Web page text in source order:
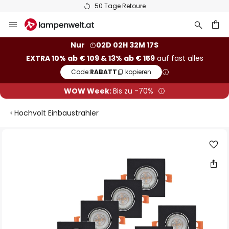
50 Tage Retoure
Inhalt
Nur
02D 02H 32M 16S
EXTRA 10% ab € 109 & 13% ab € 159auf fast alles
Code:RABATT kopieren
WOW Week:Bis zu -70%
Hochvolt Einbaustrahler